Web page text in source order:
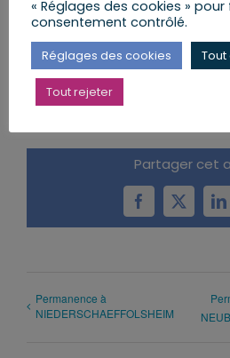
AJOUTER AU CALENDRIER
Partager cet
Facebook
X
Permanence à
NIEDERSCHAEFFOLSHEIM
« Réglages des cookies » pour
consentement contrôlé.
Réglages des cookies
Tout rejeter